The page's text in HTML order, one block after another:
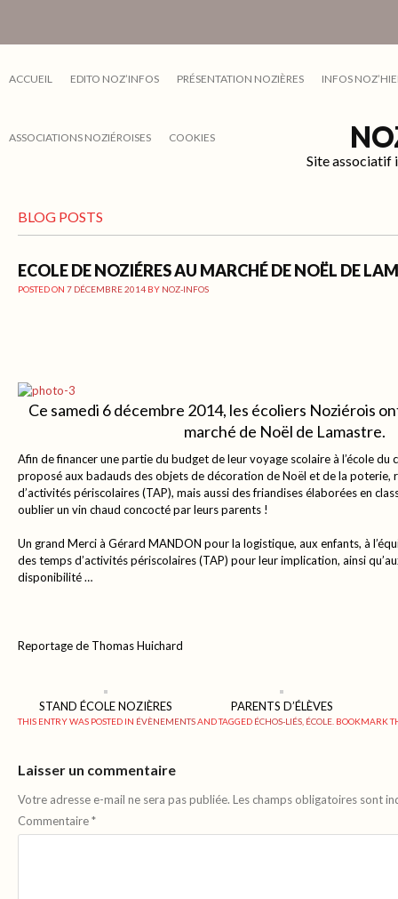
ACCUEIL EDITO NOZ’INFOS PRÉSENTATION NOZIÈRES INFOS
ASSOCIATIONS NOZIÉROISES COOKIES
Site associatif
BLOG POSTS
ECOLE DE NOZIÉRES AU MARCHÉ DE NOËL DE
POSTED ON 7 DÉCEMBRE 2014 BY NOZ-INFOS
Ce samedi 6 décembre 2014, les écoliers Noziérois
marché de Noël de Lamastre.
Afin de financer une partie du budget de leur voyage scolaire à l’école du
proposé aux badauds des objets de décoration de Noël et de la poterie,
d’activités périscolaires (TAP), mais aussi des friandises élaborées en
oublier un vin chaud concocté par leurs parents !
Un grand Merci à Gérard MANDON pour la logistique, aux enfants, à
des temps d’activités périscolaires (TAP) pour leur implication, ainsi
disponibilité …
Reportage de Thomas Huichard
STAND ÉCOLE NOZIÈRES PARENTS D’ÉLÈVES
THIS ENTRY WAS POSTED IN ÉVÈNEMENTSAND TAGGED ÉCHOS-LIÉS ÉCOLE . BOOKMARK
Laisser un commentaire
Votre adresse e-mail ne sera pas publiée. Les champs obligatoires sont
Commentaire*